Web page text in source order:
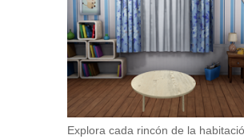
Explora cada rincón de la